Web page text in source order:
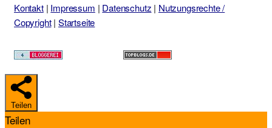
Kontakt| Impressum | Datenschutz | Nutzungsrechte /
Copyright| Startseite
Teilen
Teilen